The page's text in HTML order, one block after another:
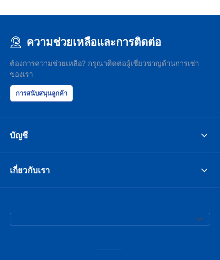
ความช่วยเหลือและการติดต่อ
ต้องการความช่วยเหลือ? กรุณาติดต่อผู้เชี่ยวชาญด้านการเช่า
ของเรา
การสนับสนุนลูกค้า
บัญชี
เกี่ยวกับเรา